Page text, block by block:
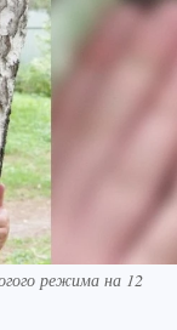
режима на 12